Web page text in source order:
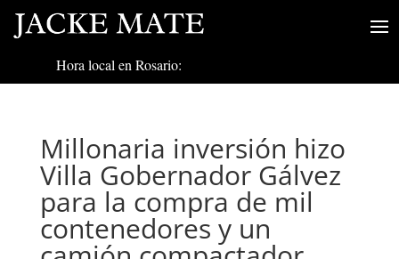
Hora local en Rosario:
Millonaria inversión hizo
Villa Gobernador Gálvez
para la compra de mil
contenedores y un